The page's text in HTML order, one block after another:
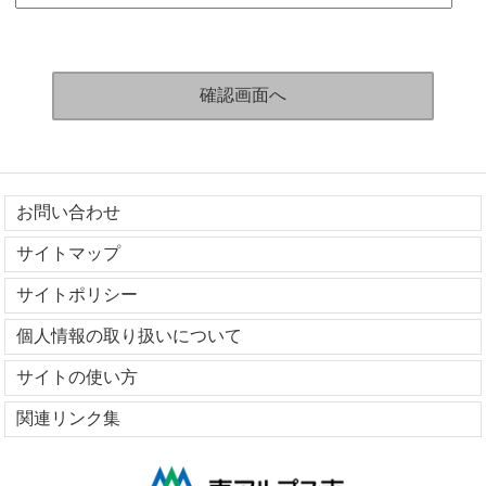
お問い合わせ
サイトマップ
サイトポリシー
個人情報の取り扱いについて
サイトの使い方
関連リンク集